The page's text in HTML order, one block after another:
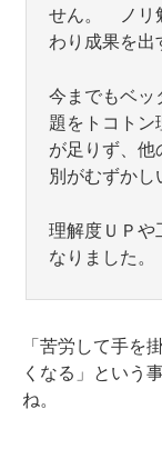
せん。 ノリ
わり成果を出
今までもベッ
題をトコトン
が足りず、他
別がむずかし
理解度ＵＰや
なりました。
「苦労して手を
くなる」という
ね。